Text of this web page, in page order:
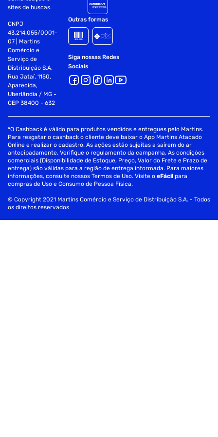
sites de buscas.
CNPJ
43.214.055/0001-
07 | Martins
Comércio e
Serviço de
Distribuição S.A.
Rua Jataí, 1150,
Aparecida,
Uberlândia / MG -
CEP 38400 - 632
Outras formas
Siga nossas Redes
Sociais
*O Cashback é válido para produtos vendidos e entregues pelo Martins.
Para resgatar o cashback o cliente deve baixar o App Martins Atacado
Online e realizar o cadastro. As ações estão sujeitas a saírem do ar
antecipadamente. Verifique o regulamento da campanha. As condições
comerciais (Disponibilidade de Estoque, Preço, Valor do Frete e Prazo de
entrega) são válidas para a região de entrega informada. Para maiores
informações, consulte nossos Termos de Uso. Visite oeFácil para
compras de Uso e Consumo de Pessoa Física.
© Copyright 2021 Martins Comércio e Serviço de Distribuição S.A. - Todos
os direitos reservados